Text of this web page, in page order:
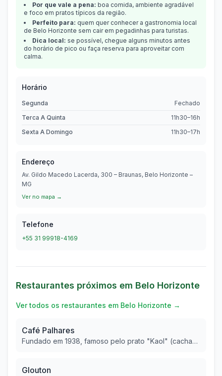
Por que vale a pena: boa comida, ambiente agradável
e foco em pratos típicos da região.
Perfeito para: quem quer conhecer a gastronomia local
de Belo Horizonte sem cair em pegadinhas para turistas.
Dica local: se possível, chegue alguns minutos antes
do horário de pico ou faça reserva para aproveitar com
calma.
Horário
Segunda
Fechado
Terca A Quinta
11h30–16h
Sexta A Domingo
11h30–17h
Endereço
Av. Gildo Macedo Lacerda, 300 – Braunas, Belo Horizonte –
MG
Ver no mapa →
Telefone
+55 31 99918-4169
Restaurantes próximos em Belo Horizonte
Ver todos os restaurantes em Belo Horizonte →
Café Palhares
Fundado em 1938, famoso pelo prato "Kaol" (cachaça, arroz, ovo e linguiça), ícone da culinária mineira.
Glouton